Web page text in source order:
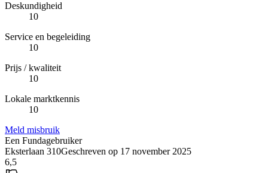
Deskundigheid
10
Service en begeleiding
10
Prijs / kwaliteit
10
Lokale marktkennis
10
Meld misbruik
Een Fundagebruiker
Eksterlaan 310Geschreven op 17 november 2025
6,5